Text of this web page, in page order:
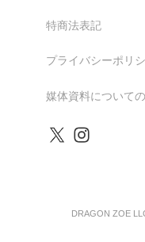
特商法表記
プライバシーポリ
媒体資料について
DRAGON ZOE